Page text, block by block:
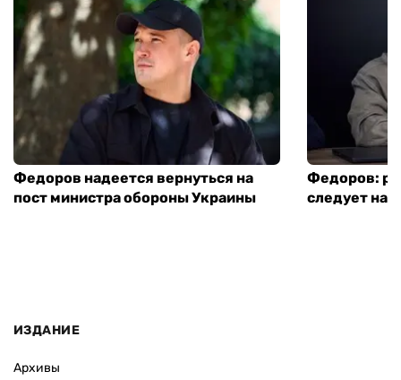
Федоров надеется вернуться на
пост министра обороны Украины
Федоров:
следует
ИЗДАНИЕ
Архивы